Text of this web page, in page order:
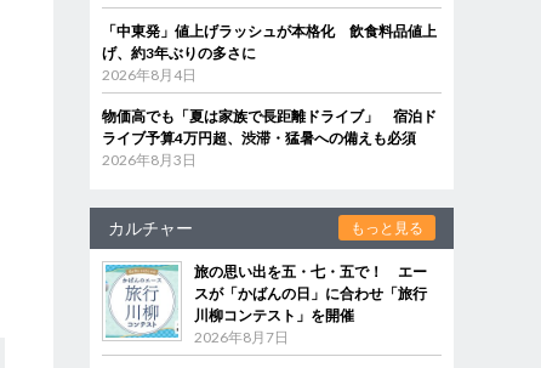
「中東発」値上げラッシュが本格化 飲食料品値上
げ、約3年ぶりの多さに
2026年8月4日
物価高でも「夏は家族で長距離ドライブ」 宿泊ド
ライブ予算4万円超、渋滞・猛暑への備えも必須
2026年8月3日
カルチャー もっと見る
旅の思い出を五・七・五で！ エー
スが「かばんの日」に合わせ「旅行
川柳コンテスト」を開催
2026年8月7日